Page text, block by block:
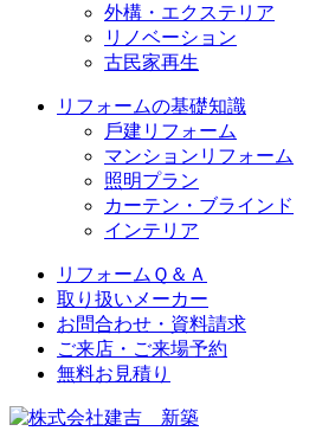
外構・エクステリア
リノベーション
古民家再生
リフォームの基礎知識
⼾建リフォーム
マンションリフォーム
照明プラン
カーテン・ブラインド
インテリア
リフォームＱ＆Ａ
取り扱いメーカー
お問合わせ・資料請求
ご来店・ご来場予約
無料お⾒積り